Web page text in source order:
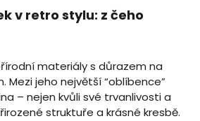
v retro stylu: z čeho
materiály s důrazem na
Mezi jeho největší “oblíbence”
– nejen kvůli své trvanlivosti a
struktuře a krásné kresbě.